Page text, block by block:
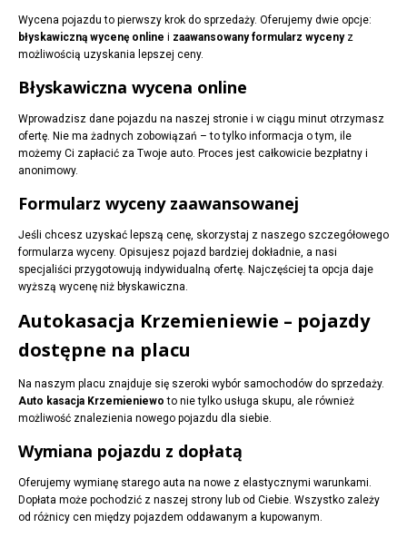
Wycena pojazdu to pierwszy krok do sprzedaży. Oferujemy dwie opcje:
błyskawiczną wycenę online i zaawansowany formularz wycenyz
możliwością uzyskania lepszej ceny.
Błyskawiczna wycena online
Wprowadzisz dane pojazdu na naszej stronie i w ciągu minut otrzymasz
ofertę. Nie ma żadnych zobowiązań – to tylko informacja o tym, ile
możemy Ci zapłacić za Twoje auto. Proces jest całkowicie bezpłatny i
anonimowy.
Formularz wyceny zaawansowanej
Jeśli chcesz uzyskać lepszą cenę, skorzystaj z naszego szczegółowego
formularza wyceny. Opisujesz pojazd bardziej dokładnie, a nasi
specjaliści przygotowują indywidualną ofertę. Najczęściej ta opcja daje
wyższą wycenę niż błyskawiczna.
Autokasacja Krzemieniewie – pojazdy
dostępne na placu
Na naszym placu znajduje się szeroki wybór samochodów do sprzedaży.
Auto kasacja Krzemieniewo to nie tylko usługa skupu, ale również
możliwość znalezienia nowego pojazdu dla siebie.
Wymiana pojazdu z dopłatą
Oferujemy wymianę starego auta na nowe z elastycznymi warunkami.
Dopłata może pochodzić z naszej strony lub od Ciebie. Wszystko zależy
od różnicy cen między pojazdem oddawanym a kupowanym.